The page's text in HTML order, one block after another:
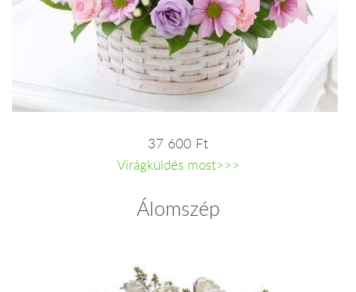
37 600 Ft
Virágküldés most>>>
Álomszép